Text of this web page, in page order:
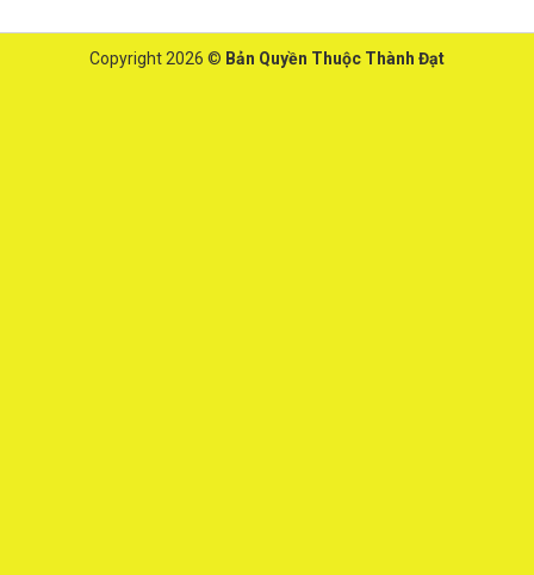
Copyright 2026 © Bản Quyền Thuộc Thành Đạt